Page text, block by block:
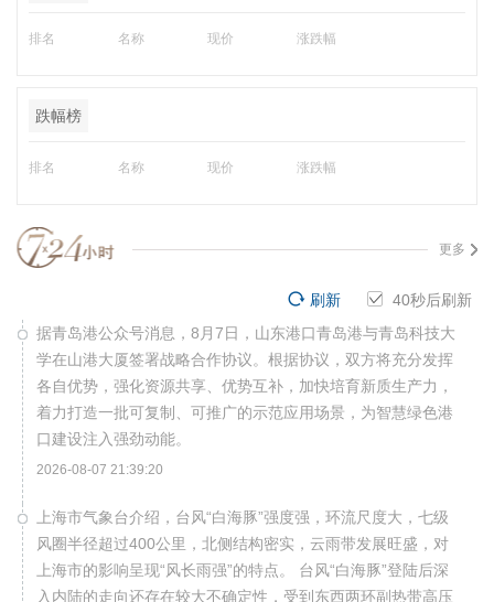
排名 名称 现价 涨跌幅
跌幅榜
排名 名称 现价 涨跌幅
更多
40秒后刷新
刷新
据青岛港公众号消息，8月7日，山东港口青岛港与青岛科技大
学在山港大厦签署战略合作协议。根据协议，双方将充分发挥
各自优势，强化资源共享、优势互补，加快培育新质生产力，
着力打造一批可复制、可推广的示范应用场景，为智慧绿色港
口建设注入强劲动能。
2026-08-07 21:39:20
上海市气象台介绍，台风“白海豚”强度强，环流尺度大，七级
风圈半径超过400公里，北侧结构密实，云雨带发展旺盛，对
上海市的影响呈现“风长雨强”的特点。 台风“白海豚”登陆后深
入内陆的走向还存在较大不确定性，受到东西两环副热带高压